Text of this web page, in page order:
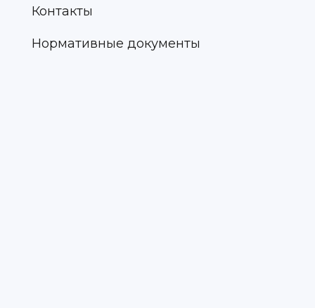
Контакты
Нормативные документы